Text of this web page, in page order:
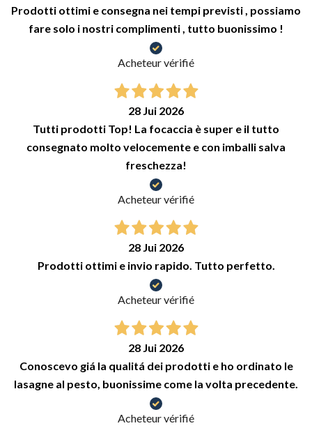
Prodotti ottimi e consegna nei tempi previsti , possiamo
fare solo i nostri complimenti , tutto buonissimo !
Acheteur vérifié
28 Jui 2026
Tutti prodotti Top! La focaccia è super e il tutto
consegnato molto velocemente e con imballi salva
freschezza!
Acheteur vérifié
28 Jui 2026
Prodotti ottimi e invio rapido. Tutto perfetto.
Acheteur vérifié
28 Jui 2026
Conoscevo giá la qualitá dei prodotti e ho ordinato le
lasagne al pesto, buonissime come la volta precedente.
Acheteur vérifié